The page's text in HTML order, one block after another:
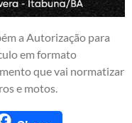
a Autorização para
em formato
que vai normatizar
e motos.